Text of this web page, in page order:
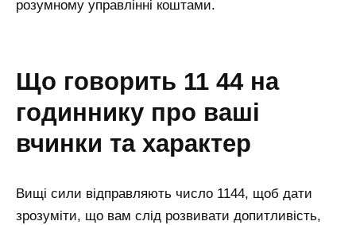
розумному управлінні коштами.
що говорить 11 44 на
годиннику про ваші
вчинки та характер
Вищі сили відправляють число 1144, щоб дати
зрозуміти, що вам слід розвивати допитливість,